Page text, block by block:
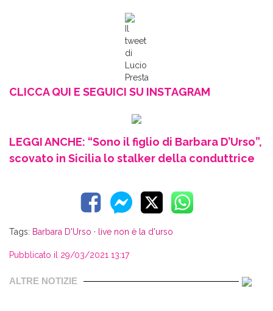
tweet
di
Lucio
Presta
CLICCA QUI E SEGUICI SU INSTAGRAM
LEGGI ANCHE: “Sono il figlio di Barbara D’Urso”,
scovato in Sicilia lo stalker della conduttrice
Tags: Barbara D'Urso · live non è la d'urso
Pubblicato il 29/03/2021 13:17
ALTRE NOTIZIE